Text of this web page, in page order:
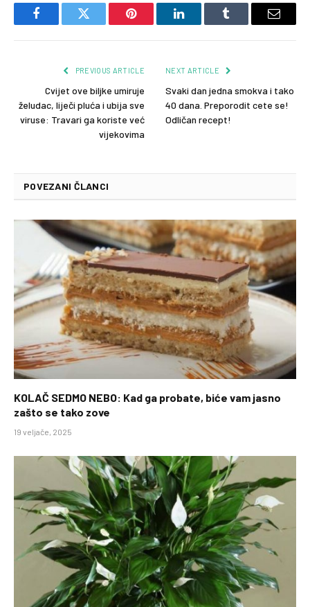
FacebookTwitter Pinterest LinkedInTumblr Email
PREVIOUS ARTICLE
Cvijet ove biljke umiruje
želudac, liječi pluća i ubija sve
viruse: Travari ga koriste već
vijekovima
NEXT ARTICLE
Svaki dan jedna smokva i tako
40 dana. Preporodit cete se!
Odličan recept!
POVEZANI ČLANCI
KOLAČ SEDMO NEBO: Kad ga probate, biće vam jasno
zašto se tako zove
19 veljače, 2025